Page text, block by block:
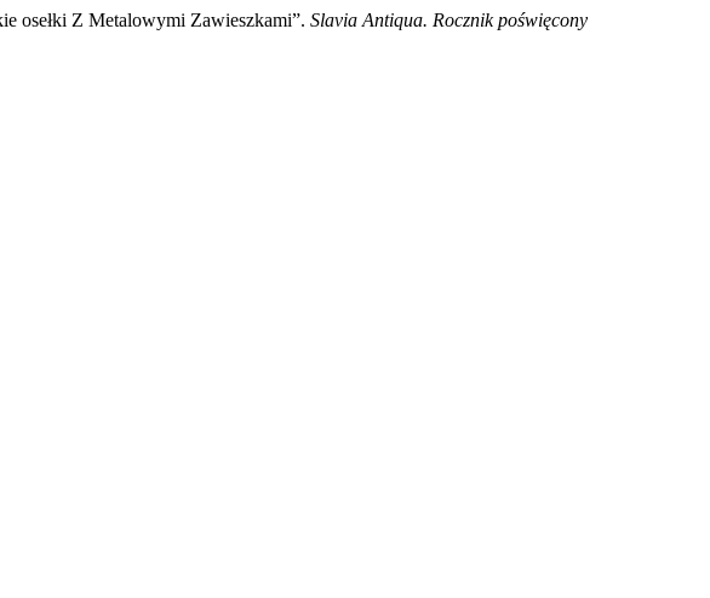
osełki Z Metalowymi Zawieszkami”. Slavia Antiqua. Rocznik poświęcony